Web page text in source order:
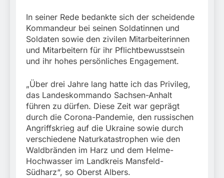
In seiner Rede bedankte sich der scheidende
Kommandeur bei seinen Soldatinnen und
Soldaten sowie den zivilen Mitarbeiterinnen
und Mitarbeitern für ihr Pflichtbewusstsein
und ihr hohes persönliches Engagement.
„Über drei Jahre lang hatte ich das Privileg,
das Landeskommando Sachsen-Anhalt
führen zu dürfen. Diese Zeit war geprägt
durch die Corona-Pandemie, den russischen
Angriffskrieg auf die Ukraine sowie durch
verschiedene Naturkatastrophen wie den
Waldbränden im Harz und dem Helme-
Hochwasser im Landkreis Mansfeld-
Südharz“, so Oberst Albers.